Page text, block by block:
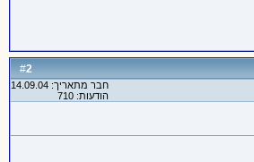
#
2
חבר מתאריך: 14.09.04
הודעות: 710